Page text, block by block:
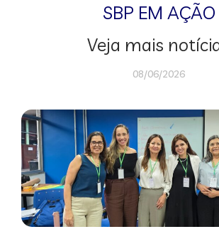
SBP EM AÇÃO
Veja mais
08/06/2026